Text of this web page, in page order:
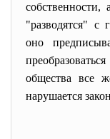
"разводятся" с
оно
общества все
нарушается